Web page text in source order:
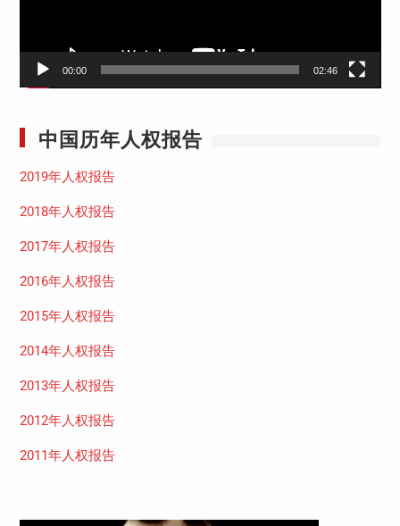
00:00 02:46
中国历年人权报告
2019年人权报告
2018年人权报告
2017年人权报告
2016年人权报告
2015年人权报告
2014年人权报告
2013年人权报告
2012年人权报告
2011年人权报告